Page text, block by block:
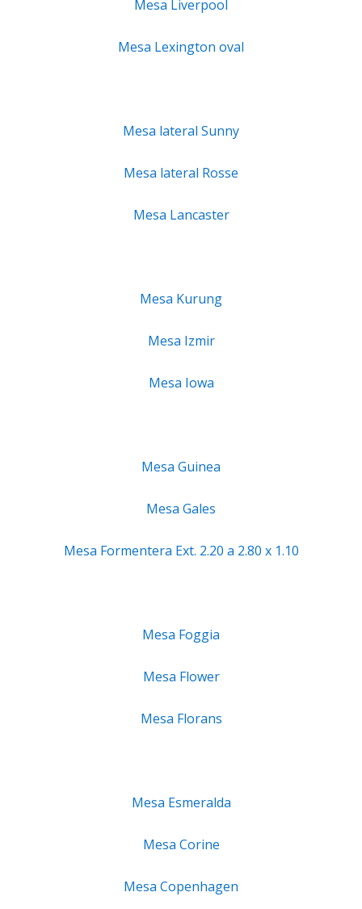
Mesa Liverpool
Mesa Lexington oval
Mesa lateral Sunny
Mesa lateral Rosse
Mesa Lancaster
Mesa Kurung
Mesa Izmir
Mesa Iowa
Mesa Guinea
Mesa Gales
Mesa Formentera Ext. 2.20 a 2.80 x 1.10
Mesa Foggia
Mesa Flower
Mesa Florans
Mesa Esmeralda
Mesa Corine
Mesa Copenhagen